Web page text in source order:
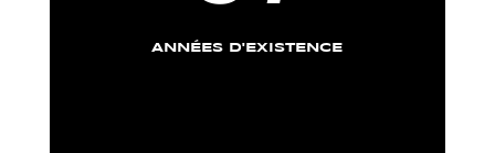
ANNÉES D'EXISTENCE